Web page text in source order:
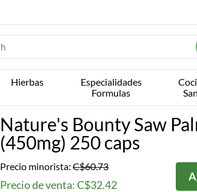
Hierbas
Especialidades
Formulas
Nature's Bounty Saw
(450mg) 250 caps
Precio minorista: C$60.73
Precio de venta: C$32.42